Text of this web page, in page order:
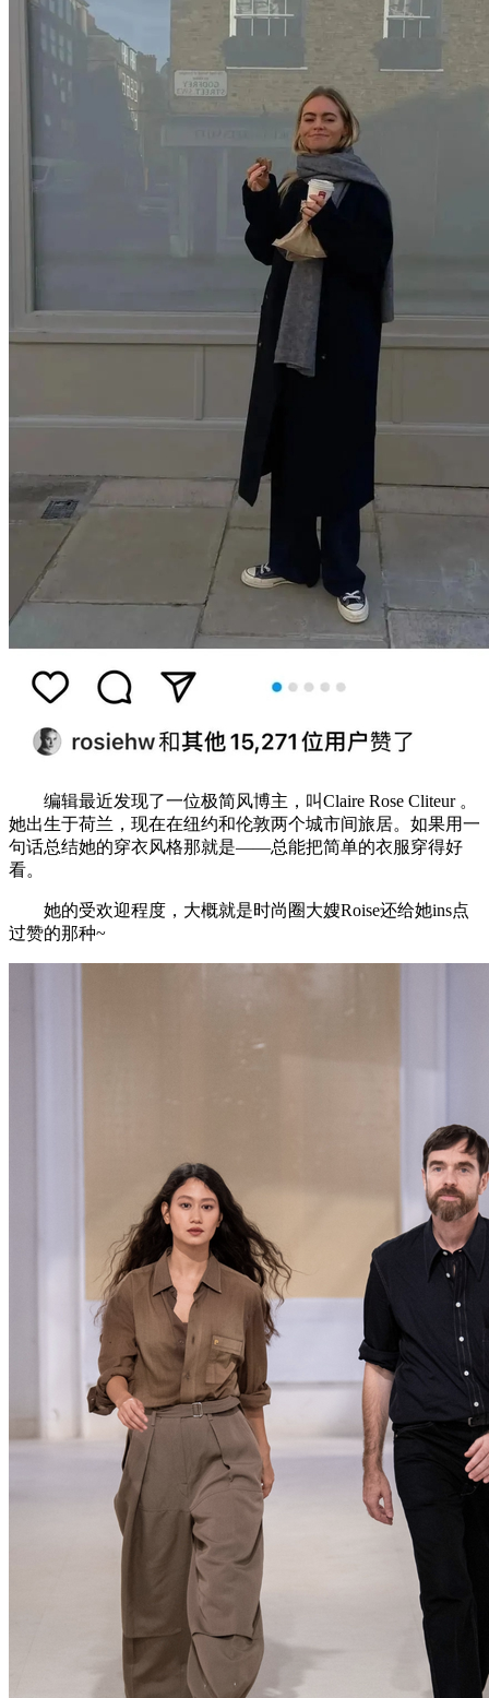
编辑最近发现了一位极简风博主，叫Claire Rose Cliteur 。
她出生于荷兰，现在在纽约和伦敦两个城市间旅居。如果用一
句话总结她的穿衣风格那就是——总能把简单的衣服穿得好
看。
她的受欢迎程度，大概就是时尚圈大嫂Roise还给她ins点
过赞的那种~